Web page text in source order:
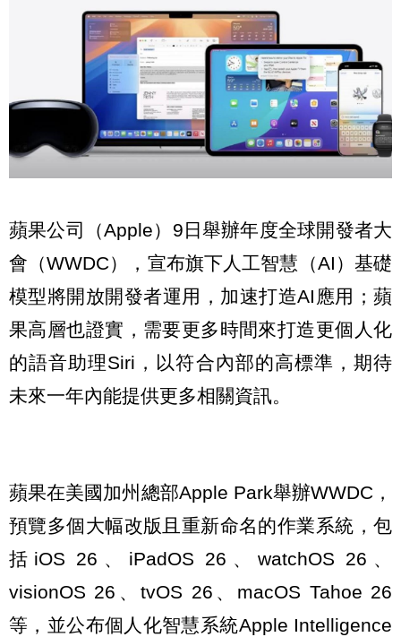
蘋果公司（Apple）9日舉辦年度全球開發者大
會（WWDC），宣布旗下人工智慧（AI）基礎
模型將開放開發者運用，加速打造AI應用；蘋
果高層也證實，需要更多時間來打造更個人化
的語音助理Siri，以符合內部的高標準，期待
未來一年內能提供更多相關資訊。
蘋果在美國加州總部Apple Park舉辦WWDC，
預覽多個大幅改版且重新命名的作業系統，包
括iOS 26、iPadOS 26、watchOS 26、
visionOS 26、tvOS 26、macOS Tahoe 26
等，並公布個人化智慧系統Apple Intelligence